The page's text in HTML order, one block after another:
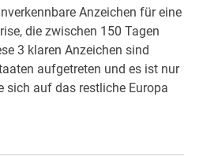
Anzeichen für eine
die zwischen 150 Tagen
3 klaren Anzeichen sind
aufgetreten und es ist nur
sich auf das restliche Europa